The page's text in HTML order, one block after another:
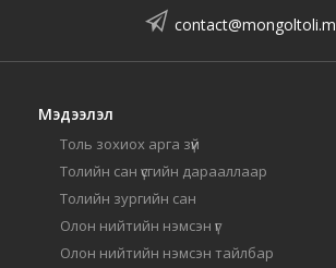
Мэдээлэл
Толь зохиох арга зүй
Толийн сан үсгийн дарааллаар
Толийн зургийн сан
Олон нийтийн нэмсэн үг
Олон нийтийн нэмсэн тайлбар